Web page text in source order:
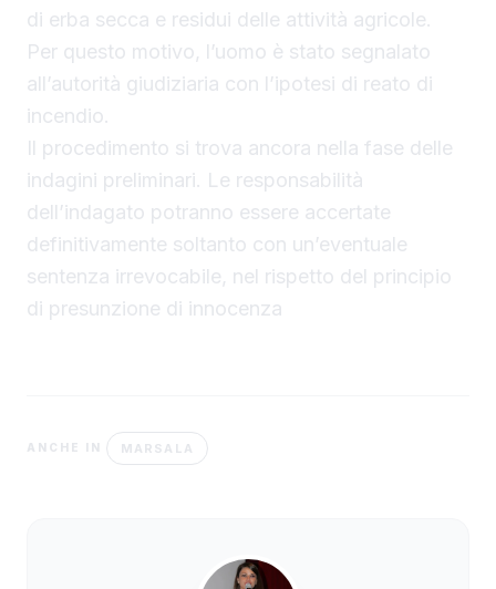
di erba secca e residui delle attività agricole.
Per questo motivo, l’uomo è stato segnalato
all’autorità giudiziaria con l’ipotesi di reato di
incendio.
Il procedimento si trova ancora nella fase delle
indagini preliminari. Le responsabilità
dell’indagato potranno essere accertate
definitivamente soltanto con un’eventuale
sentenza irrevocabile, nel rispetto del principio
di presunzione di innocenza
ANCHE IN MARSALA